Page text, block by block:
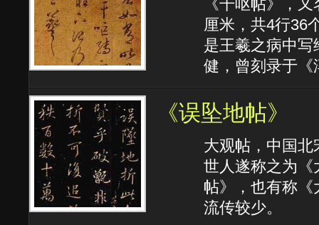
《干呕帖》，
厘米，共4行36
是王羲之病中
健，曾刻录于《
《误坠地帖》
大观帖，中国
世人遂称之为《
帖》，也有称
流传较少。